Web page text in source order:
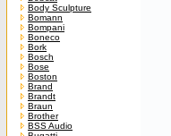
Body Sculpture
Bomann
Bompani
Boneco
Bork
Bosch
Bose
Boston
Brand
Brandt
Braun
Brother
BSS Audio